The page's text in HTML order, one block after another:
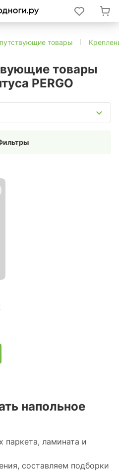
товары
товары
PERGO
напольное
паркета, ламината и
составляем подборки